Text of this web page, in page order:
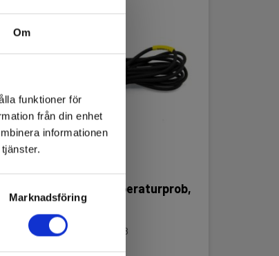
Om
funktioner för
från din enhet
informationen
Marknadsföring
HT PT305 Temperaturprob,
PT1000
EAN 8052870674128